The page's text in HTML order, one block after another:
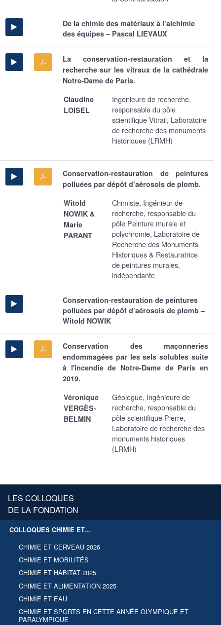
De la chimie des matériaux à l’alchimie
des équipes – Pascal LIEVAUX
La conservation-restauration et la
recherche sur les vitraux de la cathédrale
Notre-Dame de Paris.
Claudine
LOISEL
Ingénieure de recherche,
responsable du pôle
scientifique Vitrail, Laboratoire
de recherche des monuments
historiques (LRMH)
Conservation-restauration de peintures
polluées par dépôt d’aérosols de plomb.
Witold
NOWIK &
Marie
PARANT
Chimiste, Ingénieur de
recherche, responsable du
pôle Peinture murale et
polychromie, Laboratoire de
Recherche des Monuments
Historiques & Restauratrice
de peintures murales,
indépendante
Conservation-restauration de peintures
polluées par dépôt d’aérosols de plomb –
Witold NOWIK
Conservation des maçonneries
endommagées par les sels solubles suite
à l'incendie de Notre-Dame de Paris en
2019.
Véronique
VERGÈS-
BELMIN
Géologue, Ingénieure de
recherche, responsable du
pôle scientifique Pierre,
Laboratoire de recherche des
monuments historiques
(LRMH)
LES COLLOQUES
DE LA FONDATION
COLLOQUES CHIMIE ET...
CHIMIE ET CERVEAU 2026
CHIMIE ET MOBILITÉS
CHIMIE ET HABITAT 2025
CHIMIE ET ALIMENTATION 2025
CHIMIE ET EAU
CHIMIE ET SPORTS EN CETTE ANNÉE OLYMPIQUE ET
PARALYMPIQUE